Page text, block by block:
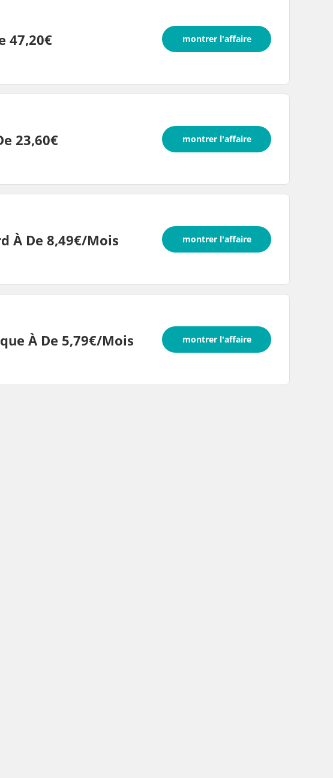
47,20€ montrer l'affaire
23,60€ montrer l'affaire
À De 8,49€/Mois montrer l'affaire
À De 5,79€/Mois montrer l'affaire